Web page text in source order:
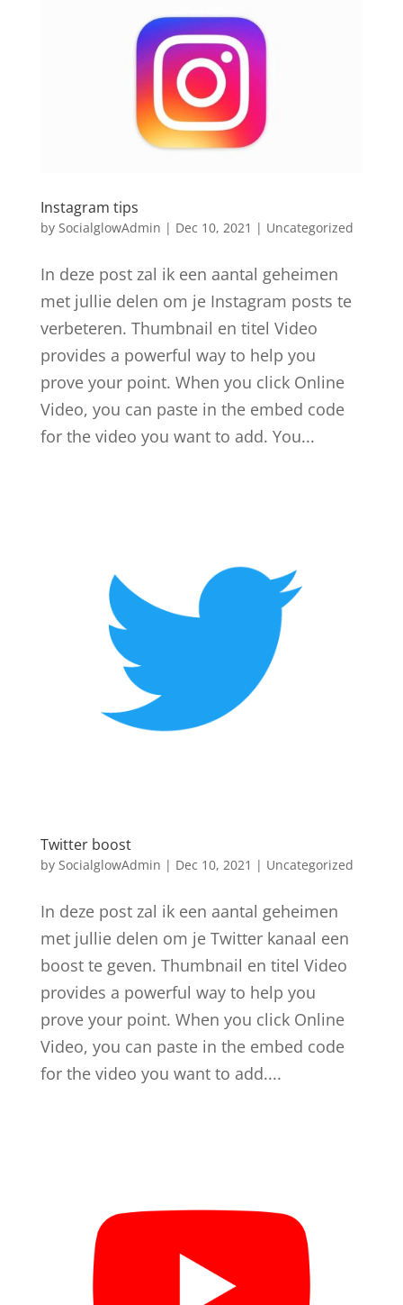
Instagram tips
by SocialglowAdmin | Dec 10, 2021 | Uncategorized
In deze post zal ik een aantal geheimen
met jullie delen om je Instagram posts te
verbeteren. Thumbnail en titel Video
provides a powerful way to help you
prove your point. When you click Online
Video, you can paste in the embed code
for the video you want to add. You...
Twitter boost
by SocialglowAdmin | Dec 10, 2021 | Uncategorized
In deze post zal ik een aantal geheimen
met jullie delen om je Twitter kanaal een
boost te geven. Thumbnail en titel Video
provides a powerful way to help you
prove your point. When you click Online
Video, you can paste in the embed code
for the video you want to add....